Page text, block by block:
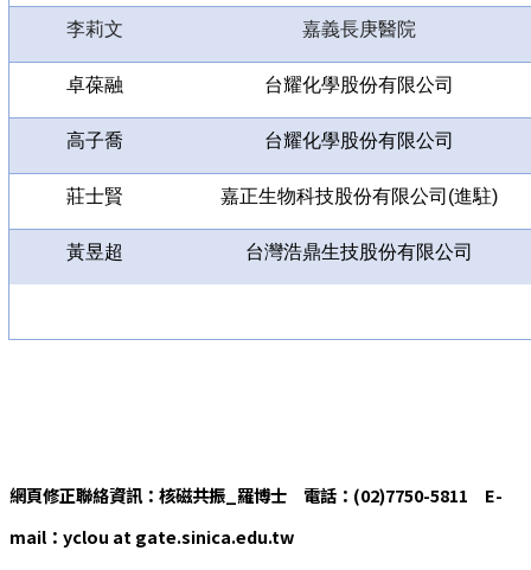
李莉文 嘉義長庚醫院
卓葆融 台耀化學股份有限公司
高子喬 台耀化學股份有限公司
莊士賢 嘉正生物科技股份有限公司(進駐)
黃昱超 台灣浩鼎生技股份有限公司
網頁修正聯絡資訊：核磁共振_羅博士 電話：(02)7750-5811 E-
mail：yclou at gate.sinica.edu.tw